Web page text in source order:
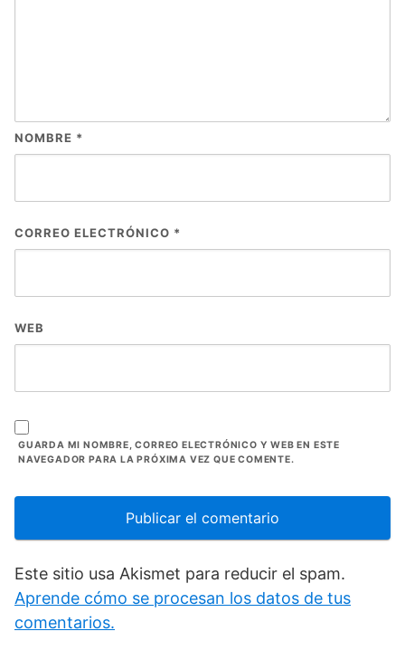
NOMBRE *
CORREO ELECTRÓNICO *
WEB
GUARDA MI NOMBRE, CORREO ELECTRÓNICO Y WEB EN ESTE
NAVEGADOR PARA LA PRÓXIMA VEZ QUE COMENTE.
Este sitio usa Akismet para reducir el spam.
Aprende cómo se procesan los datos de tus
comentarios.